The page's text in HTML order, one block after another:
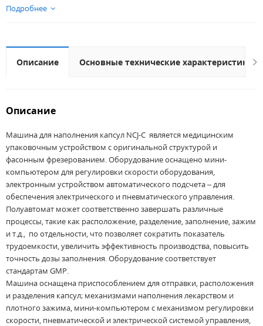
Подробнее
Описание Основные технические характеристики
Описание
Машина для наполнения капсул NCJ-C является медицинским
упаковочным устройством с оригинальной структурой и
фасонным фрезерованием. Оборудование оснащено мини-
компьютером для регулировки скорости оборудования,
электронным устройством автоматического подсчета – для
обеспечения электрического и пневматического управления.
Полуавтомат может соответственно завершать различные
процессы, такие как расположение, разделение, заполнение, зажим
и т.д., по отдельности, что позволяет сократить показатель
трудоемкости, увеличить эффективность производства, повысить
точность дозы заполнения. Оборудование соответствует
стандартам GMP.
Машина оснащена приспособлением для отправки, расположения
и разделения капсул; механизмами наполнения лекарством и
плотного зажима, мини-компьютером с механизмом регулировки
скорости, пневматической и электрической системой управления,